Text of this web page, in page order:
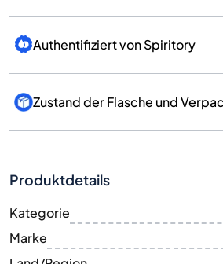
Authentifiziert von Spiritory
Zustand der Flasche und
Produktdetails
Kategorie
Marke